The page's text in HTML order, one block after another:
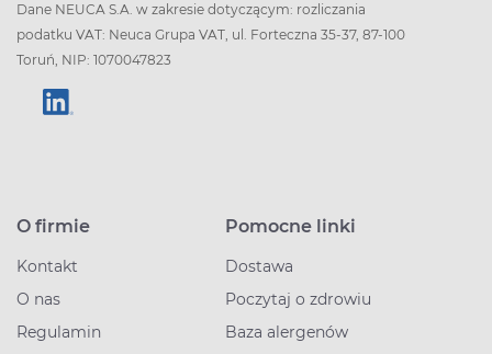
Dane NEUCA S.A. w zakresie dotyczącym: rozliczania
podatku VAT: Neuca Grupa VAT, ul. Forteczna 35-37, 87-100
Toruń, NIP: 1070047823
O firmie
Kontakt
O nas
Regulamin
Pomocne linki
Dostawa
Poczytaj o zdrowiu
Baza alergenów